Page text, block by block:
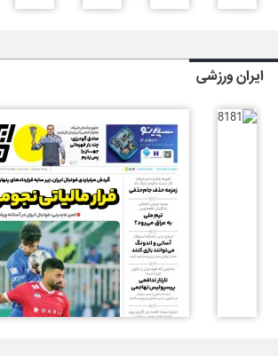
ایران ورزشی